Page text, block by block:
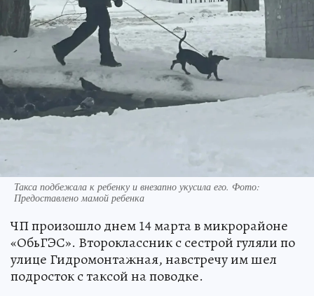
Такса подбежала к ребенку и внезапно укусила его. Фото:
Предоставлено мамой ребенка
ЧП произошло днем 14 марта в микрорайоне
«ОбьГЭС». Второклассник с сестрой гуляли по
улице Гидромонтажная, навстречу им шел
подросток с таксой на поводке.